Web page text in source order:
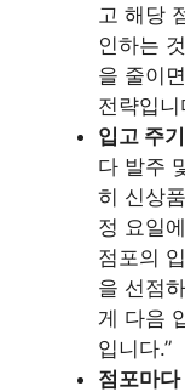
고 해당
인하는
을 줄이
전략입니
입고 주
다 발주
히 신상
정 요일
점포의
을 선점
게 다음
입니다.”
점포마다